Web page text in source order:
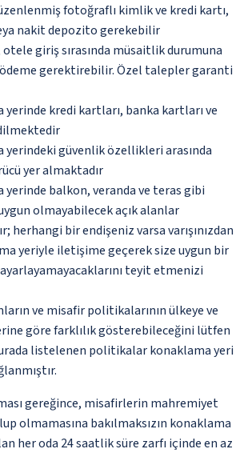
fotoğraflı kimlik ve kredi kartı,
nakit depozito gerekebilir
giriş sırasında müsaitlik durumuna
ödeme gerektirebilir. Özel talepler garanti
yerinde kredi kartları, banka kartları ve
yerindeki güvenlik özellikleri arasında
yer almaktadır
yerinde balkon, veranda ve teras gibi
olmayabilecek açık alanlar
herhangi bir endişeniz varsa varışınızdan
yeriyle iletişime geçerek size uygun bir
teyit etmenizi
ve misafir politikalarının ülkeye ve
göre farklılık gösterebileceğini lütfen
listelenen politikalar konaklama yeri
gereğince, misafirlerin mahremiyet
olmamasına bakılmaksızın konaklama
her oda 24 saatlik süre zarfı içinde en az